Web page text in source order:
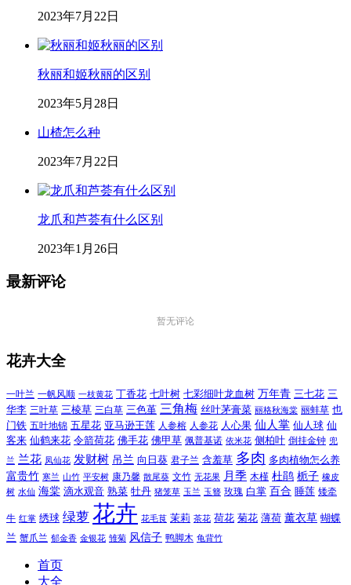
2023年7月22日
秋丽和姬秋丽的区别
2023年5月28日
山楂怎么种
2023年7月22日
龙爪和芦荟有什么区别
2023年1月26日
最新评论
暂无评论
花卉大全
一叶兰 一帆风顺 一枝黄花 丁香花 七叶树 七彩细叶龙血树 万年青 三七花 三
华李 三叶草 三棱草 三白草 三色堇 三角梅 丝叶茅膏菜 丽格秋海棠 丽蚌草 也
门铁 五叶地锦 五星花 亚马逊王莲 人参榕 人参花 人心果 仙人掌 仙人球 仙
客来 仙鹤来花 令箭荷花 佛手花 佛甲草 佩普基诺 依米花 侧柏叶 倒挂金钟 兜
兰 兰花 凤仙花 发财树 吊兰 向日葵 君子兰 含羞草 多肉 多肉植物怎么养
富贵竹 寒兰 山竹 平安树 康乃馨 散尾葵 文竹 无花果 月季 木槿 杜鹃 栀子 橡皮
树 水仙 海棠 滴水观音 熟菜 牡丹 猪笼草 玉兰 玉簪 玫瑰 白掌 百合 睡莲 矮牵
牛 红掌 绣球 绿萝 花卉 花毛茛 茉莉 茶花 荷花 菊花 薄荷 薰衣草 蝴蝶
兰 蟹爪兰 郁金香 金银花 雏菊 风信子 鸭脚木 龟背竹
首页
大全